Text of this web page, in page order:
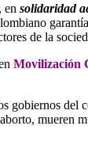
en solidaridad
de la
Movilización
gobiernos del
mueren